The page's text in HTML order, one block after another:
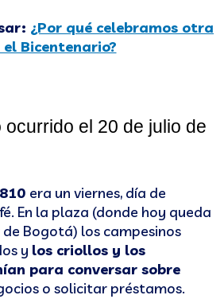
¿Por qué celebramos otra
el Bicentenario?
el 20 de julio de
era un viernes, día de
En la plaza (donde hoy queda
Bogotá) los campesinos
y los criollos y los
para conversar sobre
o solicitar préstamos.